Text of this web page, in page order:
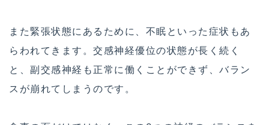
また緊張状態にあるために、不眠といった症状もあ
らわれてきます。交感神経優位の状態が長く続く
と、副交感神経も正常に働くことができず、バラン
スが崩れてしまうのです。